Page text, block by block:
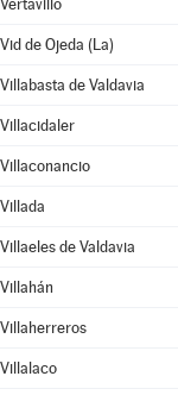
Vertavillo
Vid de Ojeda (La)
Villabasta de Valdavia
Villacidaler
Villaconancio
Villada
Villaeles de Valdavia
Villahán
Villaherreros
Villalaco